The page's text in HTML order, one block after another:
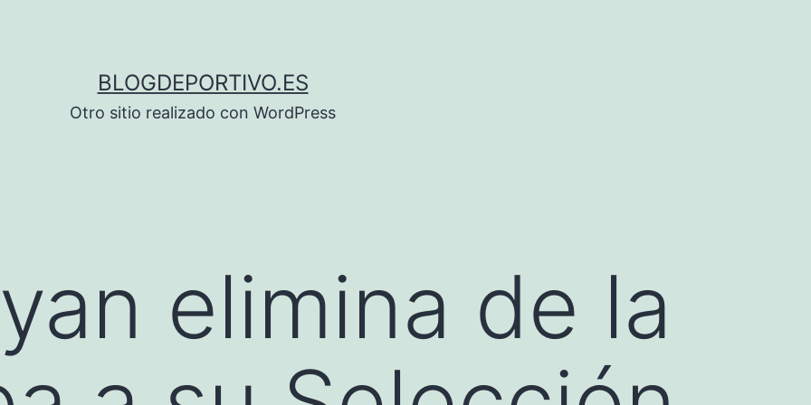
BLOGDEPORTIVO.ES
Otro sitio realizado con WordPress
elimina de la